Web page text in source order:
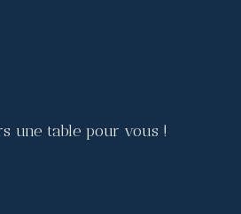
une table pour vous !